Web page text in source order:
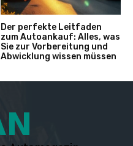
Der perfekte Leitfaden
zum Autoankauf: Alles, was
Sie zur Vorbereitung und
Abwicklung wissen müssen